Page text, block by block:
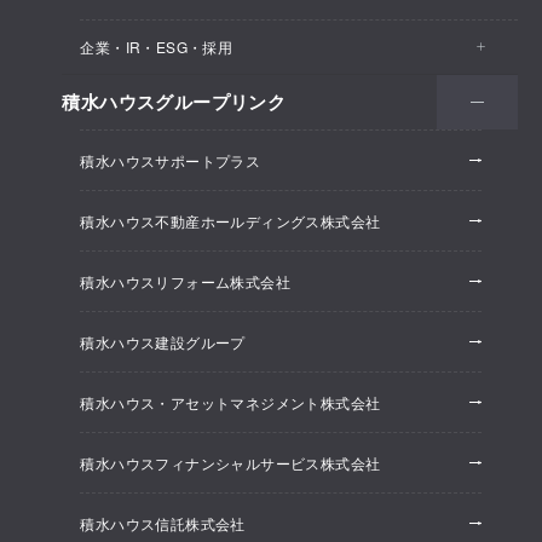
保育所・教育支援施設
オフィス・事務所
建築実例
オフィス系開発事業
ホテル系開発事業
大規模開発事業
賃貸マンション開発事業
企業・IR・ESG・採用
会社情報
株主・投資家情報
ESG経営
研究開発
採用情報
ニュースリリース
積水ハウスグループリンク
積水ハウスサポートプラス
積水ハウス不動産ホールディングス株式会社
積水ハウスリフォーム株式会社
積水ハウス建設グループ
積水ハウス・アセットマネジメント株式会社
積水ハウスフィナンシャルサービス株式会社
積水ハウス信託株式会社